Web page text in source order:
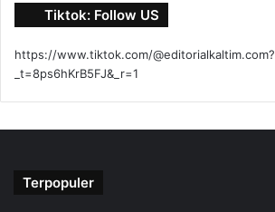
Tiktok: Follow US
https://www.tiktok.com/@editorialkaltim.com?
_t=8ps6hKrB5FJ&_r=1
Terpopuler